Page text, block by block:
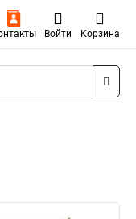
Войти Корзина